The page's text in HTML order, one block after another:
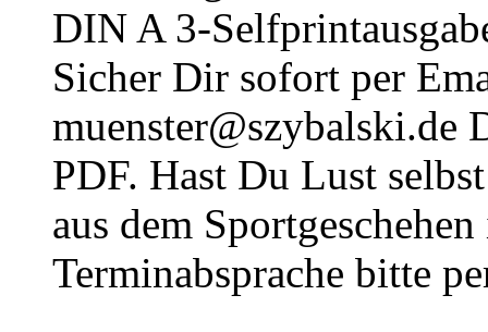
DIN A 3-
Sicher Dir sofort per
muenster@szybalski.de
PDF. Hast Du Lust
aus dem
Terminabsprache bitte